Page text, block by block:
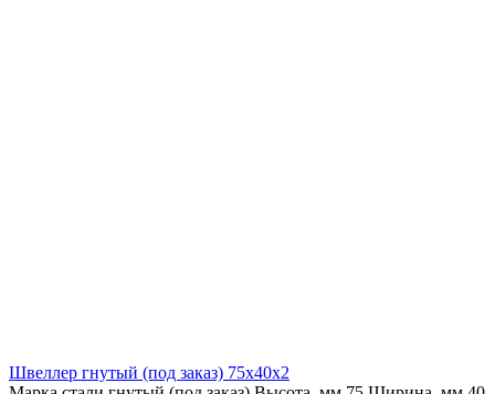
Швеллер гнутый (под заказ) 75х40х2